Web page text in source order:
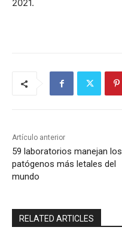
2021.
Artículo anterior
59 laboratorios manejan los
patógenos más letales del
mundo
RELATED ARTICLES